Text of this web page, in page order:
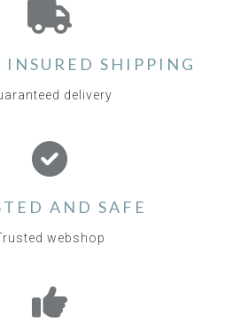
INSURED SHIPPING
delivery
AND SAFE
webshop